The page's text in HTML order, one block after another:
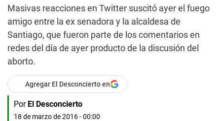
Masivas reacciones en Twitter suscitó ayer el fuego
amigo entre la ex senadora y la alcaldesa de
Santiago, que fueron parte de los comentarios en
redes del día de ayer producto de la discusión del
aborto.
Agregar El Desconcierto en
Por El Desconcierto
18 de marzo de 2016 - 00:00